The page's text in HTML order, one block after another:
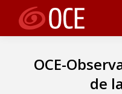
OCE-
de